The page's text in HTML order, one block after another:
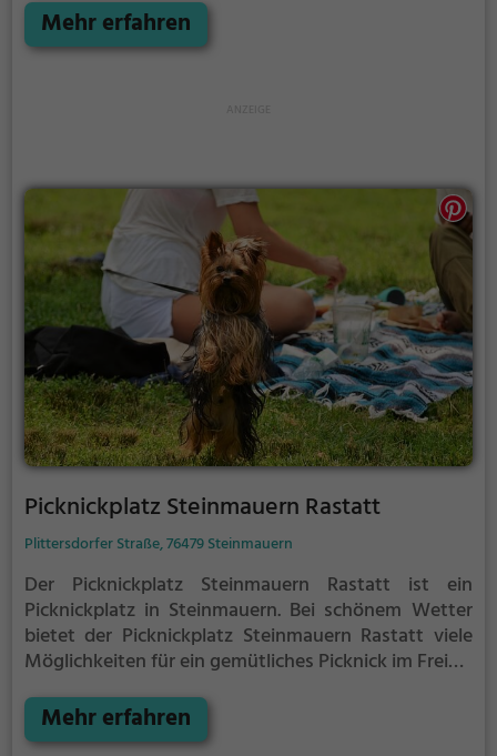
erfahrener Skater oder Anfänger, die Skateanlage
Steinmauern hat für jeden etwas zu bieten - ganz
Mehr erfahren
Picknickplatz Steinmauern Rastatt
Plittersdorfer Straße, 76479 Steinmauern
Der Picknickplatz Steinmauern Rastatt ist ein
Picknickplatz in Steinmauern. Bei schönem Wetter
bietet der Picknickplatz Steinmauern Rastatt viele
Möglichkeiten für ein gemütliches Picknick im Freien.
Pause zwischendurch, der Picknickplatz Steinmauern
Rastatt ist der perfekte Ort, um die Akkus wieder
Mehr erfahren